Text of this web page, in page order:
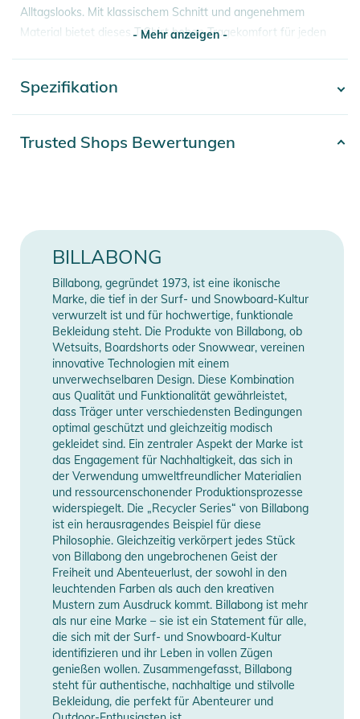
Alltagslooks. Mit klassischem Schnitt und angenehmem
Material bietet dieses T Shirt hohen Tragekomfort für jeden
Eigenschaften:
- Weicher Baumwollstoff für atmungsaktiven Tragekomfort
- Klassischer Rundhalsausschnitt für zeitlosen Streetwear
- Bequeme Passform für Casual Wear, Skate Style und Surf
Lifestyle
- Minimalistisches Design für vielseitige Outfit Kombinationen
Produktinformationen und
Sicherheitshinweise
Gebrauchsanweisungen, Sicherheitshinweise und Warnungen
finden Sie direkt am Produkt.
- Mehr anzeigen -
Spezifikation
Farbe green
Manufacturer
Information
Herstellerangaben
anzeigen
Trusted Shops Bewertungen
BILLABONG
Billabong, gegründet 1973, ist eine ikonische
Marke, die tief in der Surf- und Snowboard-Kultur
verwurzelt ist und für hochwertige, funktionale
Bekleidung steht. Die Produkte von Billabong, ob
Wetsuits, Boardshorts oder Snowwear, vereinen
innovative Technologien mit einem
unverwechselbaren Design. Diese Kombination
aus Qualität und Funktionalität gewährleistet,
dass Träger unter verschiedensten Bedingungen
optimal geschützt und gleichzeitig modisch
gekleidet sind. Ein zentraler Aspekt der Marke ist
das Engagement für Nachhaltigkeit, das sich in
der Verwendung umweltfreundlicher Materialien
und ressourcenschonender Produktionsprozesse
widerspiegelt. Die „Recycler Series“ von Billabong
ist ein herausragendes Beispiel für diese
Philosophie. Gleichzeitig verkörpert jedes Stück
von Billabong den ungebrochenen Geist der
Freiheit und Abenteuerlust, der sowohl in den
leuchtenden Farben als auch den kreativen
Mustern zum Ausdruck kommt. Billabong ist mehr
als nur eine Marke – sie ist ein Statement für alle,
die sich mit der Surf- und Snowboard-Kultur
identifizieren und ihr Leben in vollen Zügen
genießen wollen. Zusammengefasst, Billabong
steht für authentische, nachhaltige und stilvolle
Bekleidung, die perfekt für Abenteurer und